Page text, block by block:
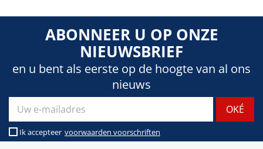
ABONNEER U OP ONZE
NIEUWSBRIEF
en u bent als eerste op de hoogte van al ons
nieuws
Ik accepteer voorwaarden voorschriften